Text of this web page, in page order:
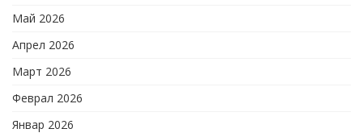
Май 2026
Апрел 2026
Март 2026
Феврал 2026
Январ 2026